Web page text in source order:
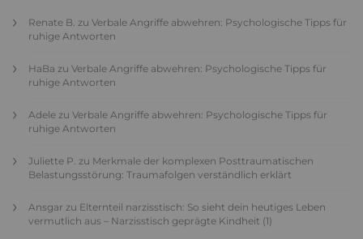
Renate B. zu Verbale Angriffe abwehren: Psychologische Tipps für
ruhige Antworten
HaBa zu Verbale Angriffe abwehren: Psychologische Tipps für
ruhige Antworten
Adele zu Verbale Angriffe abwehren: Psychologische Tipps für
ruhige Antworten
Juliette P. zu Merkmale der komplexen Posttraumatischen
Belastungsstörung: Traumafolgen verständlich erklärt
Ansgar zu Elternteil narzisstisch: So sieht dein heutiges Leben
vermutlich aus – Narzisstisch geprägte Kindheit (1)